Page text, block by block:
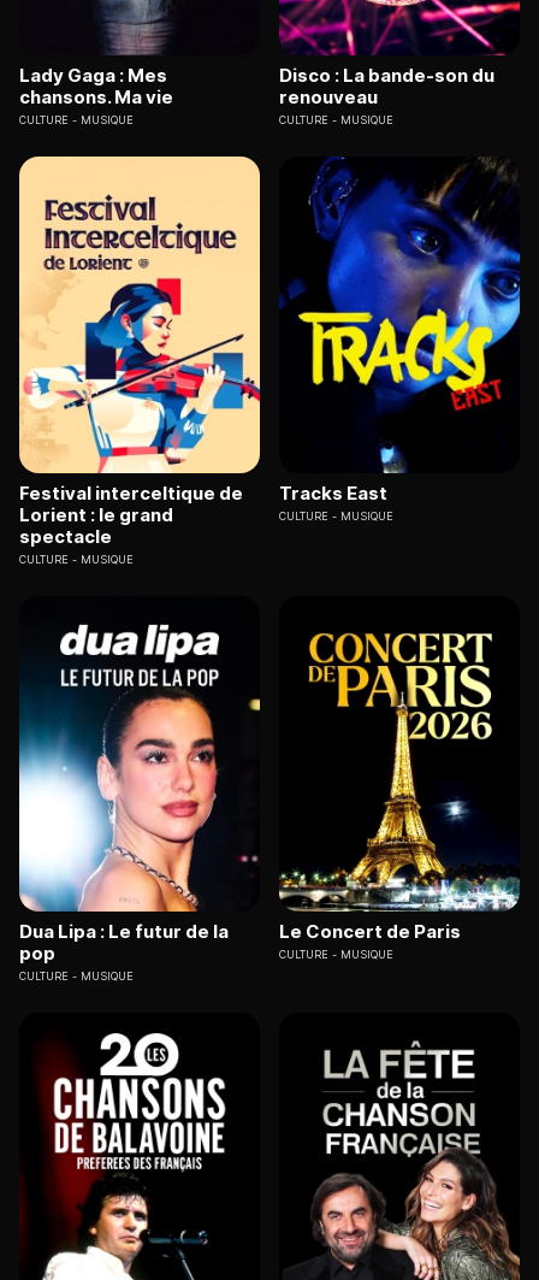
Lady Gaga : Mes
chansons. Ma vie
CULTURE MUSIQUE
Disco : La bande-son du
renouveau
CULTURE MUSIQUE
Festival interceltique de
Lorient : le grand
spectacle
CULTURE MUSIQUE
Tracks East
CULTURE MUSIQUE
Dua Lipa : Le futur de la
pop
CULTURE MUSIQUE
Le Concert de Paris
CULTURE MUSIQUE